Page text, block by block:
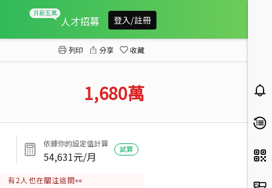
人才招募 登入/註冊
列印 分享 收藏
1,680萬
依據你的設定值計算
54,631元/月
試算
有2 人也在關注這間👀